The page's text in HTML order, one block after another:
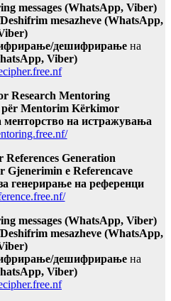
messages (WhatsApp, Viber)
mesazheve (WhatsApp,
дешифрирањена
Viber)
Research Mentoring
Mentorim Kërkimor
менторство на истражувања
Generation
Gjenerimin e Referencave
генерирање на референци
messages (WhatsApp, Viber)
mesazheve (WhatsApp,
дешифрирањена
Viber)